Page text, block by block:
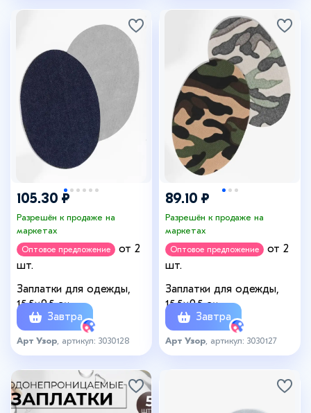
105.30 ₽
Разрешён к продаже на
маркетах
Оптовое предложение
от 2
шт.
Заплатки для одежды,
15.5×9.5 см,
термоклеевые, 2 шт.,
синий
Завтра
Арт Узор , артикул: 3030128
89.10 ₽
Разрешён к продаже на
маркетах
Оптовое предложение
от 2
шт.
Заплатки для одежды,
15.5×9.5 см,
термоклеевые, пара,
камуфляж
Завтра
Арт Узор , артикул: 3030127